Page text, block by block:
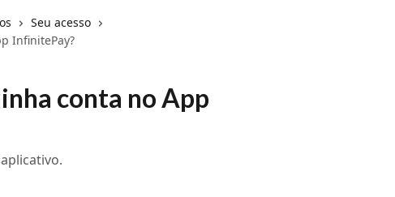
Seu acesso
InfinitePay?
conta no App